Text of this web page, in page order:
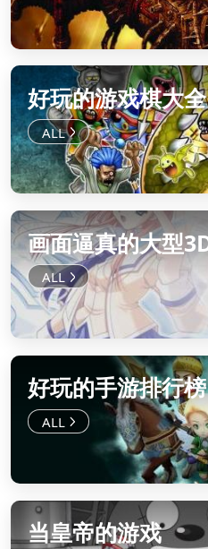
好玩的游戏棋大全
画面逼真的大型
好玩的手游排行榜
当皇帝的游戏